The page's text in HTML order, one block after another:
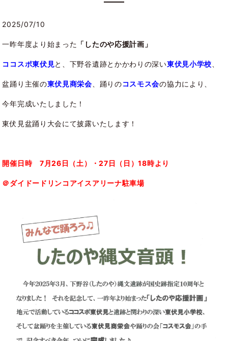
2025/07/10
一昨年度より始まった 「したのや応援計画」
ココスポ東伏見と、下野谷遺跡とかかわりの深い東伏見小学校
盆踊り主催の東伏見商栄会 、踊りのコスモス会の協力により、
今年完成いたしました！
東伏見盆踊り大会にて披露いたします！
開催日時 7月26日（土）・27日（日）18時より
＠ダイドードリンコアイスアリーナ駐車場